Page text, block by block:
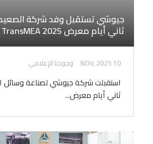
جيوشي تستقبل وفد شركة
ثاني أيام معرض TransMEA 2025
10 NOV, 2025 وجودنا الإعلامي
استقبلت شركة جيوشي لصناعة وسائل
ثاني أيام معرض...